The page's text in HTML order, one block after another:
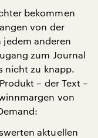
bekommen
von der
anderen
zum Journal
nicht zu knapp.
– der Text –
von
aktuellen